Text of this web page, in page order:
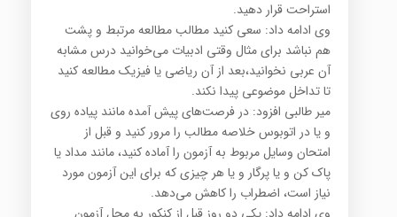
استراحت قرار دهید.
وی ادامه داد: سعی کنید مطالب مطالعه مرتبط و پشت
هم نباشد برای مثال وقتی ادبیات می‌خوانید درس مشابه
آن عربی نخوانید،بعد از آن ریاضی یا فیزیک مطالعه کنید
تا تداخل موضوعی پیدا نکند.
میر طالبی افزود: در فرصت‌های پیش آمده مانند پیاده روی
و یا در اتوبوس خلاصه مطالب را مرور کنید و قبل از
امتحان وسایل مربوط به آزمون را آماده کنید، مانند مداد یا
پاک کن و یا پرگار و یا هر چیزی که برای این آزمون مورد
نیاز است، اضطراب را کاهش می‌دهد.